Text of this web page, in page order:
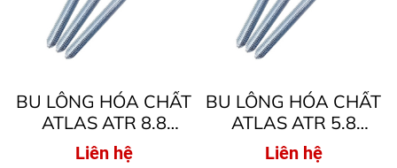
BU LÔNG HÓA CHẤT
ATLAS ATR 8.8
M10x130
Liên hệ
BU LÔNG HÓA CHẤT
ATLAS ATR 5.8
M30x380
Liên hệ